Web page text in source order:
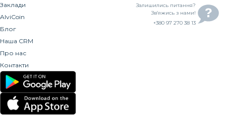
Заклади
AlviCoin
Блог
Наша CRM
Про нас
Контакти
Залишились питання?
Зв’яжись з нами!
+380 97 270 38 13